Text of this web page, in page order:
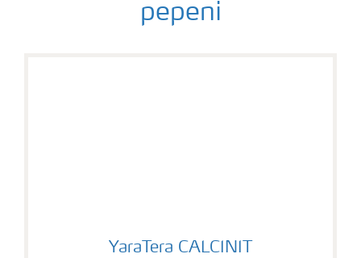
pepeni
YaraTera CALCINIT
YaraTera CALCINIT